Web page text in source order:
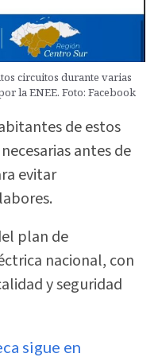
circuitos durante varias
la ENEE. Foto: Facebook
de estos
antes de
evitar
plan de
nacional, con
y seguridad
sigue en